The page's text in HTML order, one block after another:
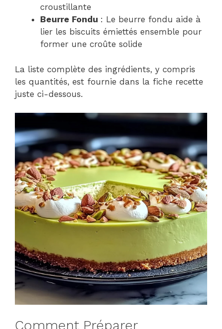
croustillante
Beurre Fondu : Le beurre fondu aide à
lier les biscuits émiettés ensemble pour
former une croûte solide
La liste complète des ingrédients, y compris
les quantités, est fournie dans la fiche recette
juste ci-dessous.
Comment Préparer